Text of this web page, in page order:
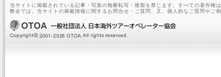
当サイトに掲載されている記事・写真の無断転写・複製を禁じます。すべての著作権
弊会では、当サイトの掲載情報に関するお問合せ・ご質問、又、個人的なご質問やご